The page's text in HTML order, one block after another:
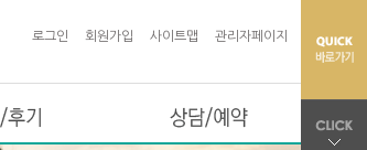
로그인 회원가입 사이트맵 관리자페이지
후기 상담/예약